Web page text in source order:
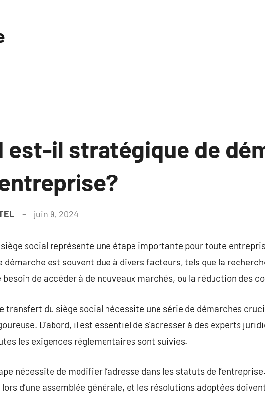
est-il stratégique de
juin 9, 2024
social représente une étape importante pour toute
démarche est souvent due à divers facteurs, tels que la
de accéder à de nouveaux marchés, ou la réduction des
transfert du siège social nécessite une série de démarches
D’abord, il est essentiel de s’adresser à des experts
les exigences réglementaires sont suivies.
nécessite de modifier l’adresse dans les statuts de
d’une assemblée générale, et les résolutions adoptées